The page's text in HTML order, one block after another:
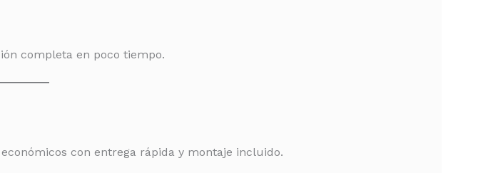
completa en poco tiempo.
con entrega rápida y montaje incluido.